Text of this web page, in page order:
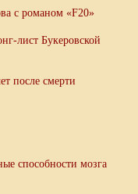
с романом «F20»
лист Букеровской
после смерти
способности мозга